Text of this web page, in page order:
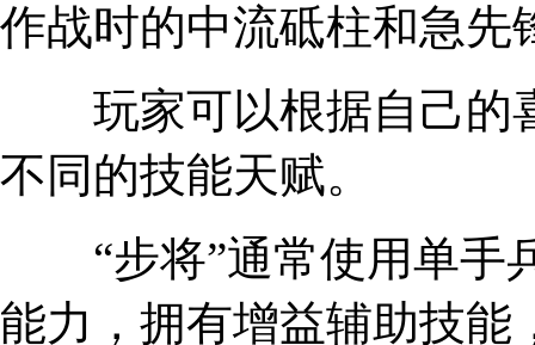
作战时的中流砥柱和急先
玩家可以根据自己的喜
不同的技能天赋。
“步将”通常使用单手
能力，拥有增益辅助技能